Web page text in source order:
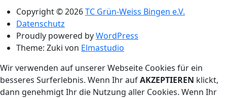
Copyright © 2026TC Grün-Weiss Bingen e.V.
Datenschutz
Proudly powered byWordPress
Theme: Zuki von Elmastudio
Wir verwenden auf unserer Webseite Cookies für ein
besseres Surferlebnis. Wenn Ihr aufAKZEPTIEREN klickt,
dann genehmigt Ihr die Nutzung aller Cookies. Wenn Ihr